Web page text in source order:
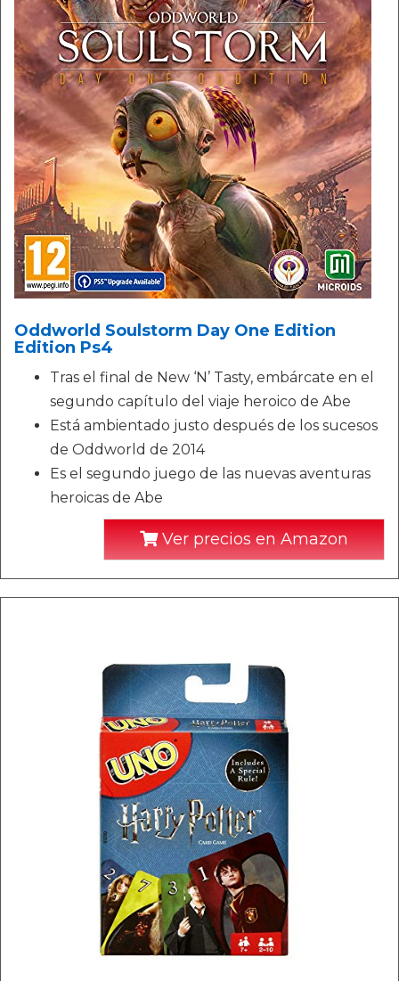
Oddworld Soulstorm Day One Edition
Edition Ps4
Tras el final de New ‘N’ Tasty, embárcate en el
segundo capítulo del viaje heroico de Abe
Está ambientado justo después de los sucesos
de Oddworld de 2014
Es el segundo juego de las nuevas aventuras
heroicas de Abe
Ver precios en Amazon